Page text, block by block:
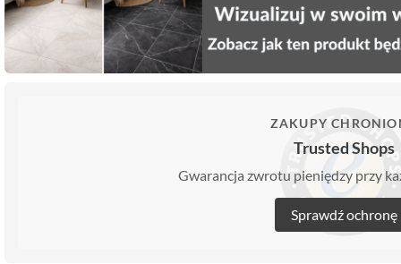
ZAKUPY
Trusted Shops
Gwarancja zwrotu pieniędzy przy
Sprawdź ochronę